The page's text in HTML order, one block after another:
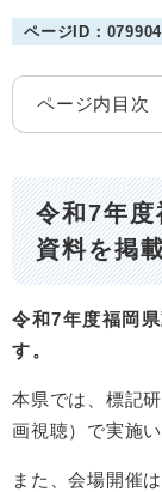
ページID：
ページ内目次
令和7年
資料を掲
令和7年度福岡
す。
本県では、標記
画視聴）で実施い
また、会場開催